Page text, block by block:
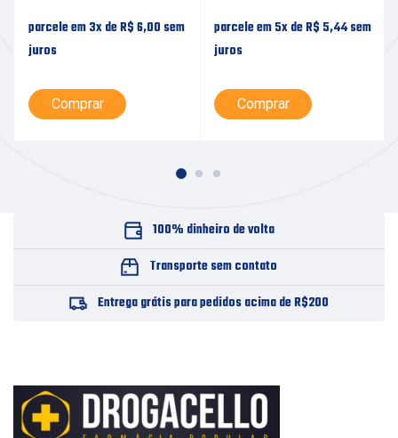
parcele em 3x deR$6,00 sem
juros
Comprar
parcele em 5x deR$ 5,44sem
juros
Comprar
100% dinheiro de volta
Transporte sem contato
Entrega grátis para pedidos acima de R$200